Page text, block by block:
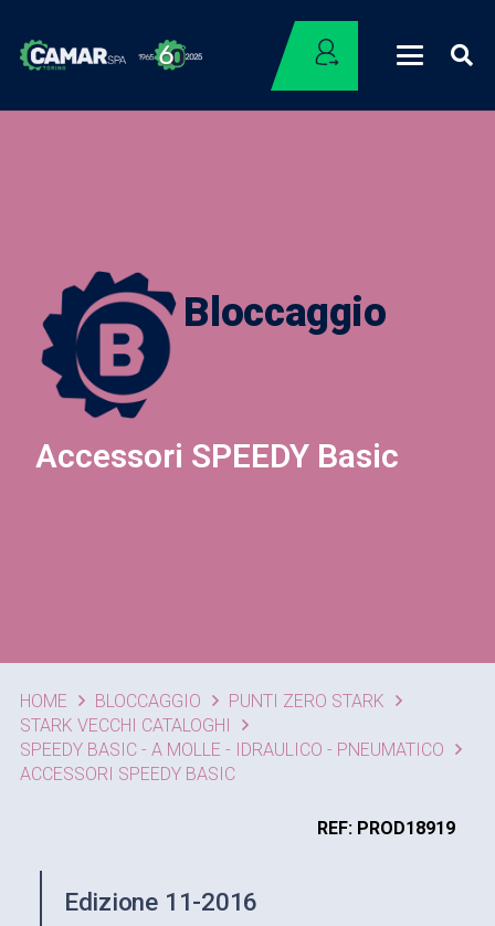
Bloccaggio
Accessori SPEEDY Basic
HOME BLOCCAGGIO
PUNTI ZERO STARK
STARK VECCHI CATALOGHI
SPEEDY BASIC - A MOLLE - IDRAULICO - PNEUMATICO
ACCESSORI SPEEDY BASIC
Edizione 11-2016
REF: PROD18919